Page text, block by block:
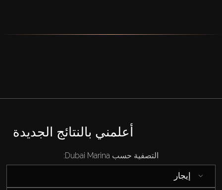
أعلمني بالنتائج الجديدة
التصفية حسب Dubai Marina:
إيجار